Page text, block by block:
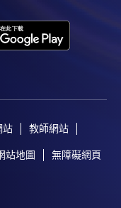
站 教師網站
站地圖 無障礙網頁